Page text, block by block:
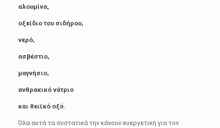
αλουμίνα,
οξείδιο του σιδήρου,
νερό,
ασβέστιο,
μαγνήσιο,
ανθρακικό νάτριο
και θειϊκό οξύ.
Όλα αυτά τα συστατικά την κάνουν ευεργετική για τον